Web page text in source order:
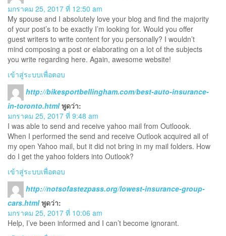
มกราคม 25, 2017 ที่ 12:50 am
My spouse and I absolutely love your blog and find the majority
of your post’s to be exactly I’m looking for. Would you offer
guest writers to write content for you personally? I wouldn’t
mind composing a post or elaborating on a lot of the subjects
you write regarding here. Again, awesome website!
เข้าสู่ระบบเพื่อตอบ
http://bikesportbellingham.com/best-auto-insurance-
in-toronto.html พูดว่า:
มกราคม 25, 2017 ที่ 9:48 am
I was able to send and receive yahoo mail from Outloook.
When I performed the send and receive Outlook acquired all of
my open Yahoo mail, but it did not bring in my mail folders. How
do I get the yahoo folders into Outlook?
เข้าสู่ระบบเพื่อตอบ
http://notsofastezpass.org/lowest-insurance-group-
cars.html พูดว่า:
มกราคม 25, 2017 ที่ 10:06 am
Help, I’ve been informed and I can’t become ignorant.